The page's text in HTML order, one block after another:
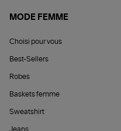
MODE FEMME
Choisi pour vous
Best-Sellers
Robes
Baskets femme
Sweatshirt
Jeans